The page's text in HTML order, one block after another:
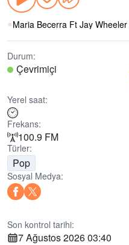
Maria Becerra Ft Jay Wheeler
Durum:
Çevrimiçi
Yerel saat:
Frekans:
100.9 FM
Türler:
Pop
Sosyal Medya:
Son kontrol tarihi:
7 Ağustos 2026 03:40